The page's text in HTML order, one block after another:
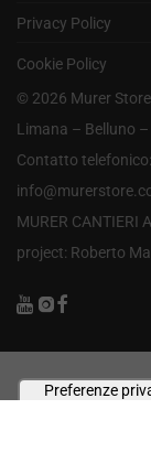
Privacy Policy
Cookie Policy
© 2026 Murer
Limana – Belluno
Contatto
MURER CANTIERI
project: Roberto